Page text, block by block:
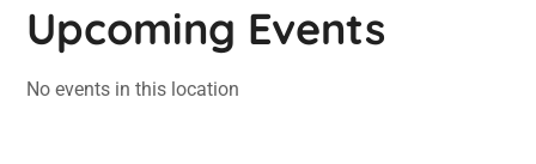
Upcoming Events
No events in this location